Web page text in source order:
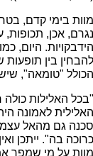
מוות בימי קדם,
נגרם, אכן, תכופות,
הידבקויות. היום,
להבחין בין
הכולל "טומאה",
האלילית לאמונה
סכנה גם מהאל
כרוכה בה". ייתכן
מוות על מי שמפר